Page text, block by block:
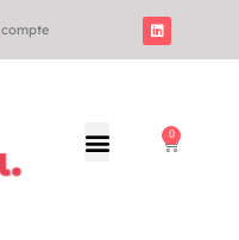
0